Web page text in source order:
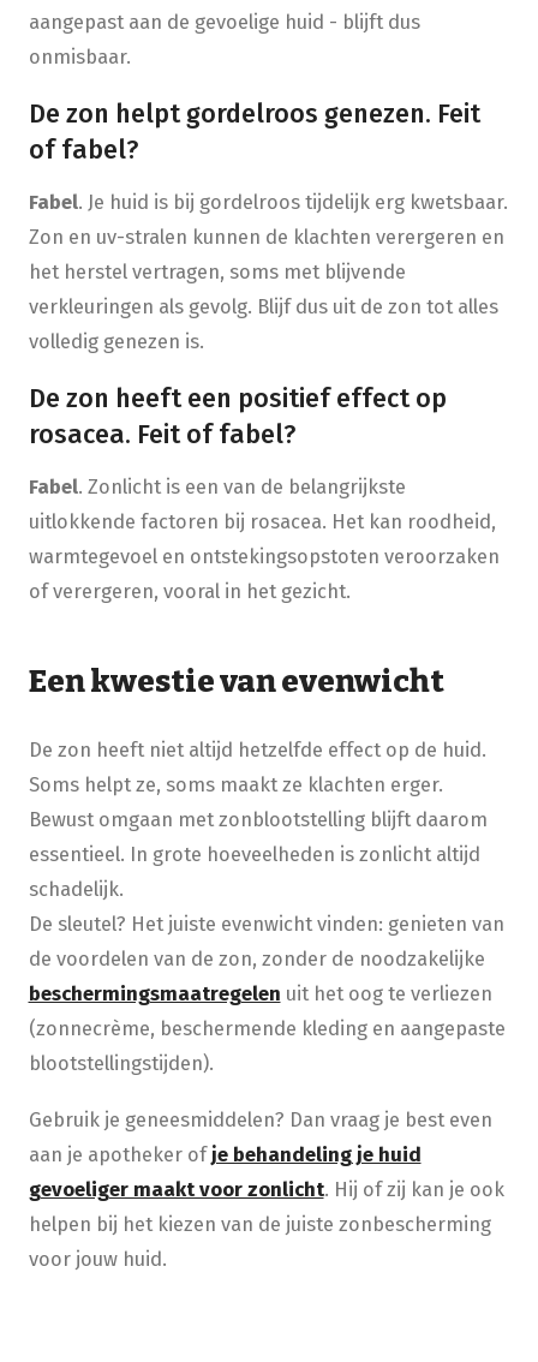
aangepast aan de gevoelige huid - blijft dus
onmisbaar.
De zon helpt gordelroos genezen. Feit
of fabel?
Fabel. Je huid is bij gordelroos tijdelijk erg kwetsbaar.
Zon en uv-stralen kunnen de klachten verergeren en
het herstel vertragen, soms met blijvende
verkleuringen als gevolg. Blijf dus uit de zon tot alles
volledig genezen is.
De zon heeft een positief effect op
rosacea. Feit of fabel?
Fabel. Zonlicht is een van de belangrijkste
uitlokkende factoren bij rosacea. Het kan roodheid,
warmtegevoel en ontstekingsopstoten veroorzaken
of verergeren, vooral in het gezicht.
Een kwestie van evenwicht
De zon heeft niet altijd hetzelfde effect op de huid.
Soms helpt ze, soms maakt ze klachten erger.
Bewust omgaan met zonblootstelling blijft daarom
essentieel. In grote hoeveelheden is zonlicht altijd
schadelijk.
De sleutel? Het juiste evenwicht vinden: genieten van
de voordelen van de zon, zonder de noodzakelijke
beschermingsmaatregelen uit het oog te verliezen
(zonnecrème, beschermende kleding en aangepaste
blootstellingstijden).
Gebruik je geneesmiddelen? Dan vraag je best even
aan je apotheker of je behandeling je huid
gevoeliger maakt voor zonlicht. Hij of zij kan je ook
helpen bij het kiezen van de juiste zonbescherming
voor jouw huid.